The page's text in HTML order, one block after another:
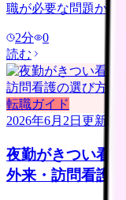
職が必要な問題かを
2分
0
読む
転職ガイド
2026年6月2日 更新
夜勤がきつい看
外来・訪問看護の